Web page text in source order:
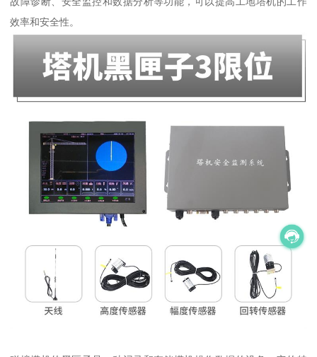
效率和安全性。